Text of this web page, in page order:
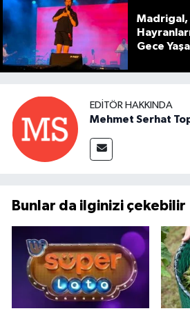
Madrigal,
Gece
EDITÖR HAKKINDA
Mehmet Serhat
Bunlar da ilginizi çekebilir